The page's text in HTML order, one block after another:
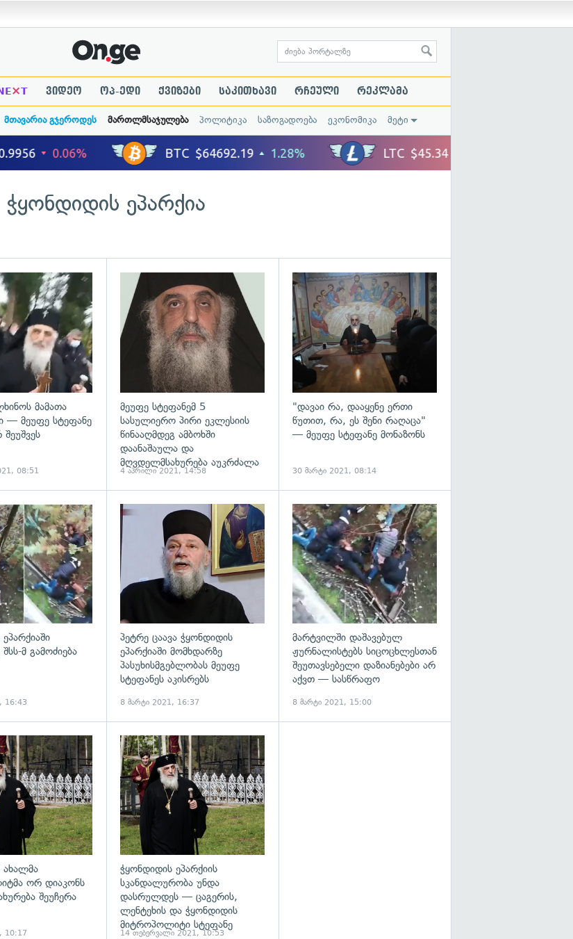
×T ვიდეო ოპ-ედი ქვიზები საკითხავი რჩეული რეკლამა
მთავარია გჯეროდეს მართლმსაჯულება პოლიტიკა საზოგადოება ეკონომიკა მეტი
ჭყონდიდის ეპარქია
გადახედვა
მამათა
— მეუფე სტეფანე
08:51
გადახედვა
მეუფე სტეფანემ 5
სასულიერო პირი ეკლესიის
წინააღმდეგ ამბოხში
დაანაშაულა და
მღვდელმსახურება აუკრძალა
4 აპრილი 2021, 14:58
"დავაი რა, დააყენე ერთი
წუთით, რა, ეს შენი რაღაცა"
— მეუფე სტეფანე მონაზონს
30 მარტი 2021, 08:14
გადახედვა
მ გამოძიება
16:43
გადახედვა
პეტრე ცაავა ჭყონდიდის
ეპარქიაში მომხდარზე
პასუხისმგებლობას მეუფე
სტეფანეს აკისრებს
8 მარტი 2021, 16:37
მარტვილში დაშავებულ
ჟურნალისტებს სიცოცხლესთან
შეუთავსებელი დაზიანებები არ
აქვთ — სასწრაფო
8 მარტი 2021, 15:00
გადახედვა
ახალმა
ორ დიაკონს
შეუჩერა
10:17
ჭყონდიდის ეპარქიის
სკანდალურობა უნდა
დასრულდეს — ცაგერის,
ლენტეხის და ჭყონდიდის
მიტროპოლიტი სტეფანე
14 თებერვალი 2021, 10:53